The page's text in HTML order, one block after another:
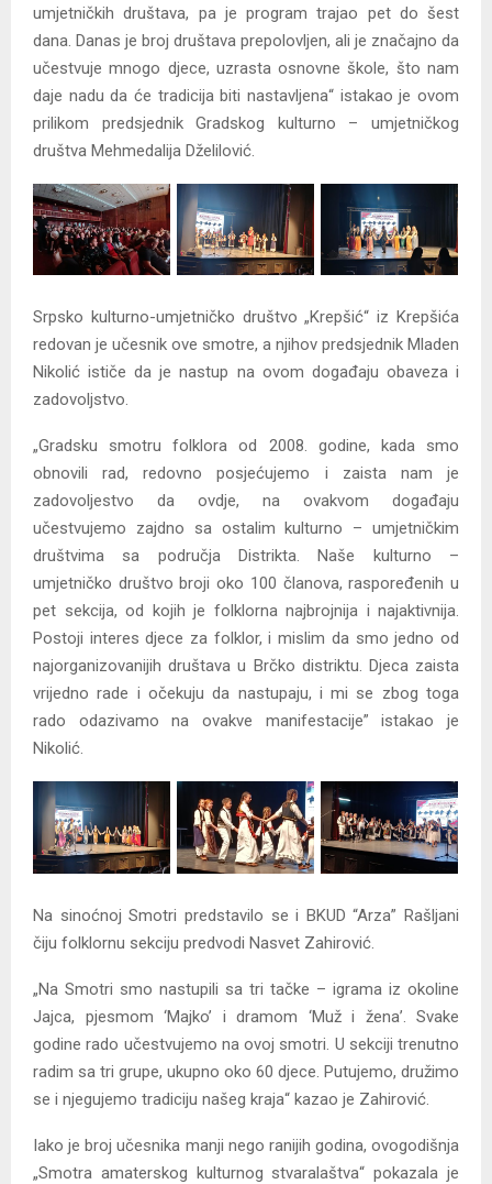
umjetničkih društava, pa je program trajao pet do šest
dana. Danas je broj društava prepolovljen, ali je značajno da
učestvuje mnogo djece, uzrasta osnovne škole, što nam
daje nadu da će tradicija biti nastavljena“ istakao je ovom
prilikom predsjednik Gradskog kulturno – umjetničkog
društva Mehmedalija Dželilović.
Srpsko kulturno-umjetničko društvo „Krepšić“ iz Krepšića
redovan je učesnik ove smotre, a njihov predsjednik Mladen
Nikolić ističe da je nastup na ovom događaju obaveza i
zadovoljstvo.
„Gradsku smotru folklora od 2008. godine, kada smo
obnovili rad, redovno posjećujemo i zaista nam je
zadovoljestvo da ovdje, na ovakvom događaju
učestvujemo zajdno sa ostalim kulturno – umjetničkim
društvima sa područja Distrikta. Naše kulturno –
umjetničko društvo broji oko 100 članova, raspoređenih u
pet sekcija, od kojih je folklorna najbrojnija i najaktivnija.
Postoji interes djece za folklor, i mislim da smo jedno od
najorganizovanijih društava u Brčko distriktu. Djeca zaista
vrijedno rade i očekuju da nastupaju, i mi se zbog toga
rado odazivamo na ovakve manifestacije” istakao je
Nikolić.
Na sinoćnoj Smotri predstavilo se i BKUD “Arza” Rašljani
čiju folklornu sekciju predvodi Nasvet Zahirović.
„Na Smotri smo nastupili sa tri tačke – igrama iz okoline
Jajca, pjesmom ‘Majko’ i dramom ‘Muž i žena’. Svake
godine rado učestvujemo na ovoj smotri. U sekciji trenutno
radim sa tri grupe, ukupno oko 60 djece. Putujemo, družimo
se i njegujemo tradiciju našeg kraja“ kazao je Zahirović.
Iako je broj učesnika manji nego ranijih godina, ovogodišnja
„Smotra amaterskog kulturnog stvaralaštva“ pokazala je